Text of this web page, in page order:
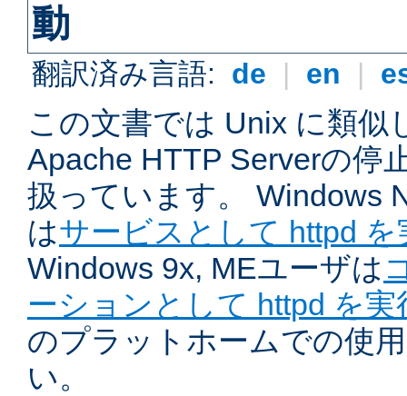
動
翻訳済み言語: de | en |
この文書では Unix に類似
Apache HTTP Serverの停
扱っています。 Windows
はサービスとして httpd を
Windows 9x, MEユーザは
ーションとして httpd を実
のプラットホームでの使
い。